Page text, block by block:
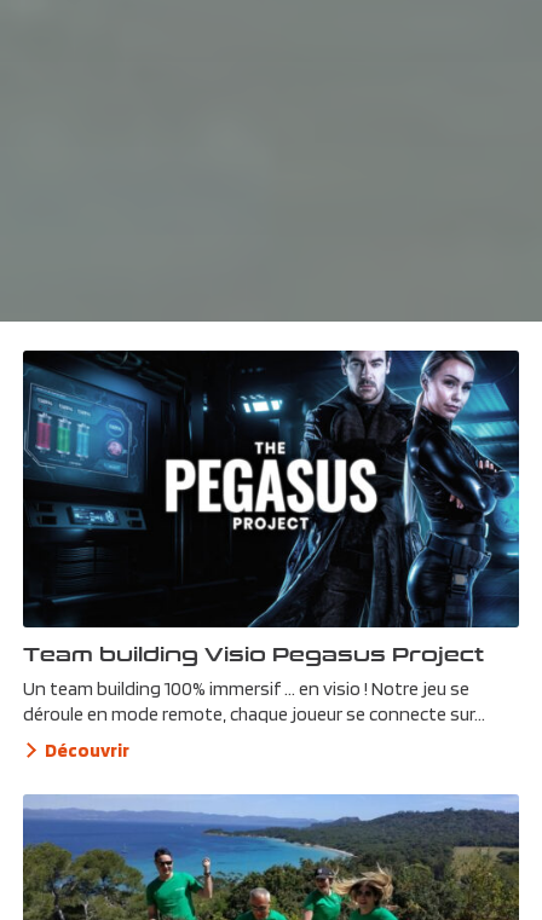
Team building Visio Pegasus Project
Un team building 100% immersif … en visio ! Notre jeu se
déroule en mode remote, chaque joueur se connecte sur...
Découvrir